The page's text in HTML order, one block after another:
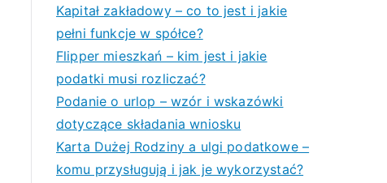
Kapitał zakładowy – co to jest i jakie
pełni funkcje w spółce?
Flipper mieszkań – kim jest i jakie
podatki musi rozliczać?
Podanie o urlop – wzór i wskazówki
dotyczące składania wniosku
Karta Dużej Rodziny a ulgi podatkowe –
komu przysługują i jak je wykorzystać?